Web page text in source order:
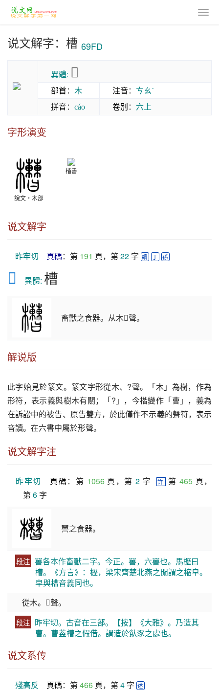
说文解字：槽 69FD
異體: 𣡘
部首： 木 注音： ㄘㄠˊ
拼音： cáo 卷別： 六上
字形演变
說文‧木部
楷書
说文解字
昨牢切 頁碼：第 191 頁，第 22 字 續 丁 孫
𣡘 異體: 槽
畜獸之食器。从木𣍘聲。
解说版
此字始見於篆文。篆文字形從木、?聲。「木」為樹，作為
形符，表示義與樹木有關；「?」，今楷變作「曹」，義為
在訴訟中的被告、原告雙方，於此僅作不示義的聲符，表示
音讀。在六書中屬於形聲。
说文解字注
昨牢切 頁碼 ：第 1056 頁，第 2 字 許 第 465 頁，
第 6 字
嘼之食器。
段注 嘼各本作畜獸二字。今正。嘼，六嘼也。馬櫪曰
槽。《方言》：櫪，梁宋齊楚北燕之閒謂之樎皁。
皁與槽音義同也。
從木。𣍘聲。
段注 昨牢切。古音在三部。【按】《大雅》。乃造其
曹。曹葢槽之假借。謂造於飤豕之處也。
说文系传
殘高反 頁碼：第 466 頁，第 4 字 述